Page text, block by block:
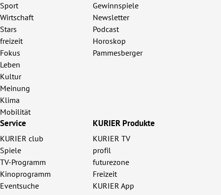
Sport
Wirtschaft
Stars
freizeit
Fokus
Leben
Kultur
Meinung
Klima
Mobilität
Gewinnspiele
Newsletter
Podcast
Horoskop
Pammesberger
Service
KURIER club
Spiele
TV-Programm
Kinoprogramm
Eventsuche
KURIER Produkte
KURIER TV
profil
futurezone
Freizeit
KURIER App